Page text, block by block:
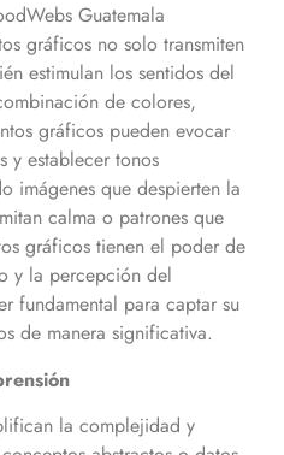
Guatemala
gráficos no solo transmiten
estimulan los sentidos del
de colores,
gráficos pueden evocar
y establecer tonos
imágenes que despierten la
calma o patrones que
gráficos tienen el poder de
y la percepción del
fundamental para captar su
de manera significativa.
la complejidad y